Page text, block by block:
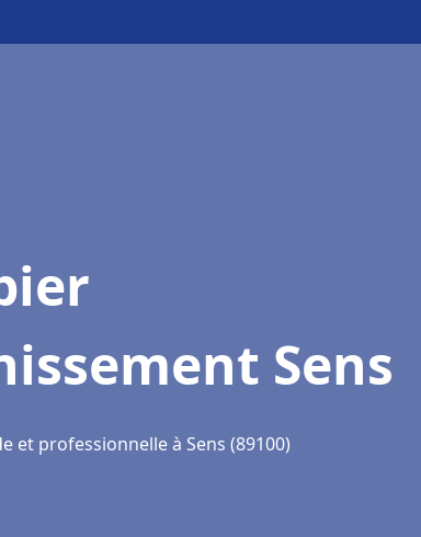
Sens
et professionnelle à Sens (89100)